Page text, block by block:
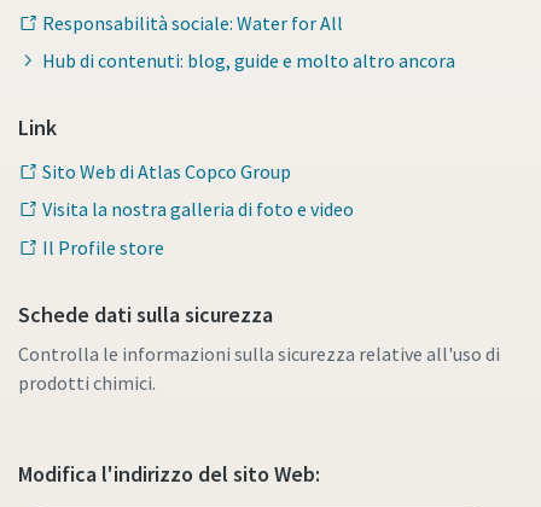
Responsabilità sociale: Water for All
Hub di contenuti: blog, guide e molto altro ancora
Link
Sito Web di Atlas Copco Group
Visita la nostra galleria di foto e video
Il Profile store
Schede dati sulla sicurezza
Controlla le informazioni sulla sicurezza relative all'uso di
prodotti chimici.
Modifica l'indirizzo del sito Web: